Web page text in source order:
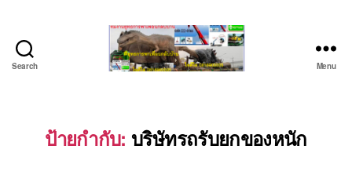
Search
ยก
ของ
Menu
ป้ายกำกับ: บริษัทรถรับยกของหนัก